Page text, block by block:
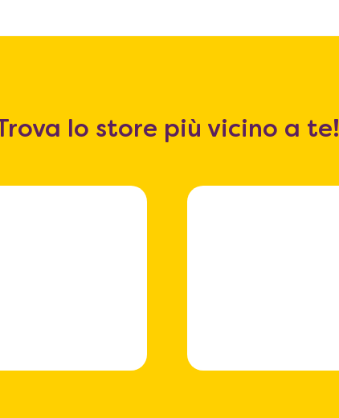
Trova lo store più vicino a te!